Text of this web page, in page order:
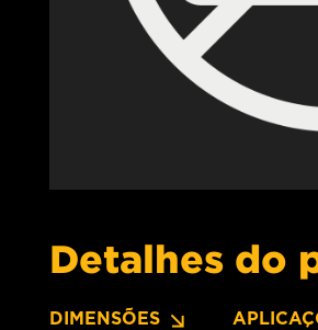
Detalhes do
DIMENSÕES